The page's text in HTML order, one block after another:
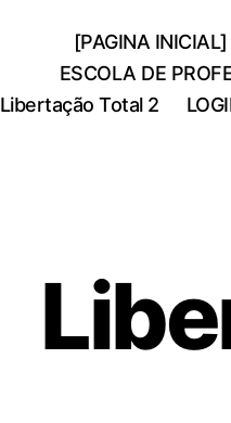
[PAGINA
ESCOLA DE
Libertação Total 2